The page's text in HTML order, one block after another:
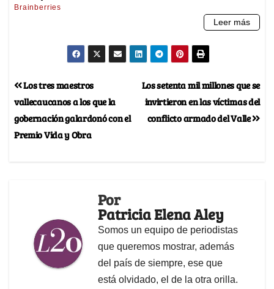
Los setenta mil millones que se
invirtieron en las víctimas del
conflicto armado del Valle
Los tres maestros
vallecaucanos a los que la
gobernación galardonó con el
Premio Vida y Obra
Por
Patricia Elena Aley
Somos un equipo de periodistas
que queremos mostrar, además
del país de siempre, ese que
está olvidado, el de la otra orilla.